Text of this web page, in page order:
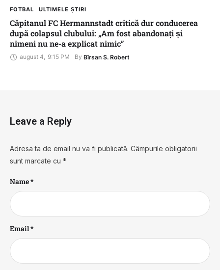
FOTBAL ULTIMELE ȘTIRI
Căpitanul FC Hermannstadt critică dur conducerea
după colapsul clubului: „Am fost abandonați și
nimeni nu ne-a explicat nimic”
august 4, 9:15 PM By Bîrsan S. Robert
Leave a Reply
Adresa ta de email nu va fi publicată. Câmpurile obligatorii
sunt marcate cu *
Name *
Email *